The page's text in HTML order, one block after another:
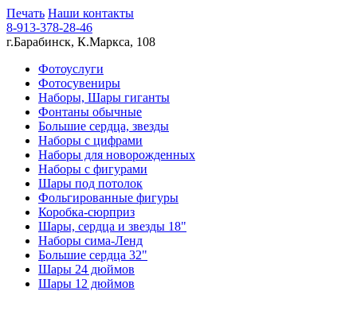
Печать Наши контакты
8-913-378-28-46
г.Барабинск, К.Маркса, 108
Фотоуслуги
Фотосувениры
Наборы, Шары гиганты
Фонтаны обычные
Большие сердца, звезды
Наборы с цифрами
Наборы для новорожденных
Наборы с фигурами
Шары под потолок
Фольгированные фигуры
Коробка-сюрприз
Шары, сердца и звезды 18"
Наборы сима-Ленд
Большие сердца 32"
Шары 24 дюймов
Шары 12 дюймов